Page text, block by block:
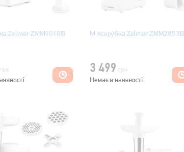
Zelmer ZMM1010B М'ясорубка Zelmer ZMM2853B
3 499
Немає в наявності